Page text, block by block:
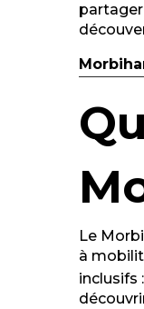
Le
à
inclusifs